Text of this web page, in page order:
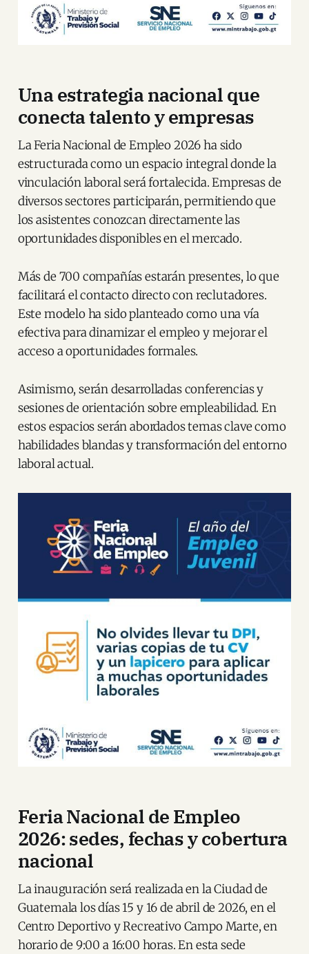
Una estrategia nacional que
conecta talento y empresas
La Feria Nacional de Empleo 2026 ha sido
estructurada como un espacio integral donde la
vinculación laboral será fortalecida. Empresas de
diversos sectores participarán, permitiendo que
los asistentes conozcan directamente las
oportunidades disponibles en el mercado.
Más de 700 compañías estarán presentes, lo que
facilitará el contacto directo con reclutadores.
Este modelo ha sido planteado como una vía
efectiva para dinamizar el empleo y mejorar el
acceso a oportunidades formales.
Asimismo, serán desarrolladas conferencias y
sesiones de orientación sobre empleabilidad. En
estos espacios serán abordados temas clave como
habilidades blandas y transformación del entorno
laboral actual.
Feria Nacional de Empleo
2026: sedes, fechas y cobertura
nacional
La inauguración será realizada en la Ciudad de
Guatemala los días 15 y 16 de abril de 2026, en el
Centro Deportivo y Recreativo Campo Marte, en
horario de 9:00 a 16:00 horas. En esta sede